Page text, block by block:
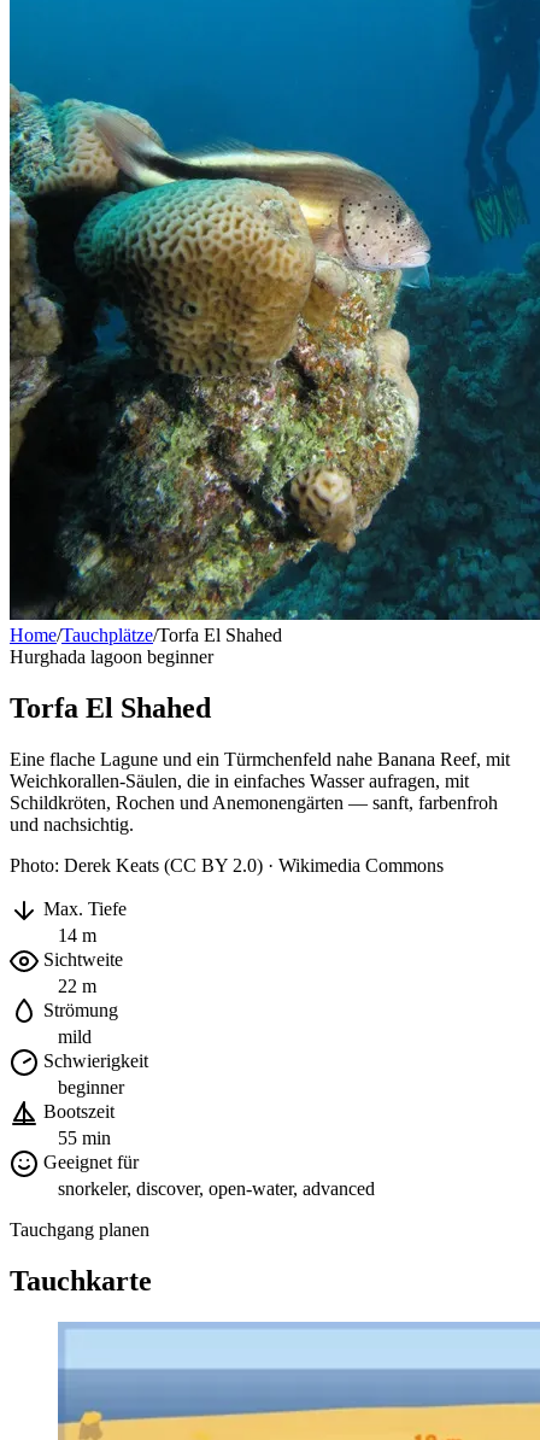
Home/Tauchplätze/Torfa El Shahed
Hurghada lagoon beginner
Torfa El Shahed
Eine flache Lagune und ein Türmchenfeld nahe Banana Reef, mit
Weichkorallen-Säulen, die in einfaches Wasser aufragen, mit
Schildkröten, Rochen und Anemonengärten — sanft, farbenfroh
und nachsichtig.
Photo: Derek Keats (CC BY 2.0) · Wikimedia Commons
Max. Tiefe
14 m
Sichtweite
22 m
Strömung
mild
Schwierigkeit
beginner
Bootszeit
55 min
Geeignet für
snorkeler, discover, open-water, advanced
Tauchgang planen
Tauchkarte